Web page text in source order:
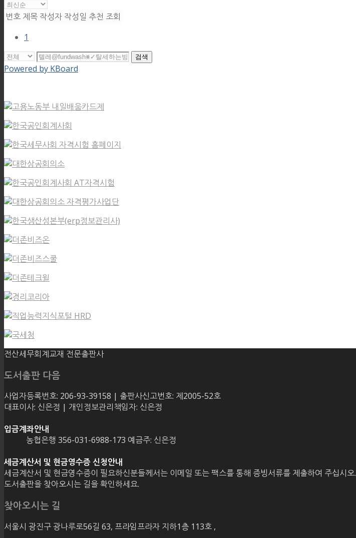
번호 제목 작성자 작성일 추천 조회
1
검색
Powered by KBoard
전산세무회계교재 전문출판사
도서출판 다음
사업자등록번호: 206-93-39158 | 출판사신고번호: 제2005-52호
대표이사: 신은정 | 개인정보관리책임자: 신은정
입금계좌안내
농협은행 356-031-6988-173 예금주: 신은정
세금계산서 및 현금영수증 신청안내
세금계산서 및 현금영수증이 필요하신분들께서는 이메일 또는 팩스를 통해 증빙서류를 제출하여 주십시오.
도서출판을 찾아오시는 길을 확인하세요.
찾아오시는 길
서울시 광진구 광나루로56길 63, 프라임프라자 지하1층 113호 ,